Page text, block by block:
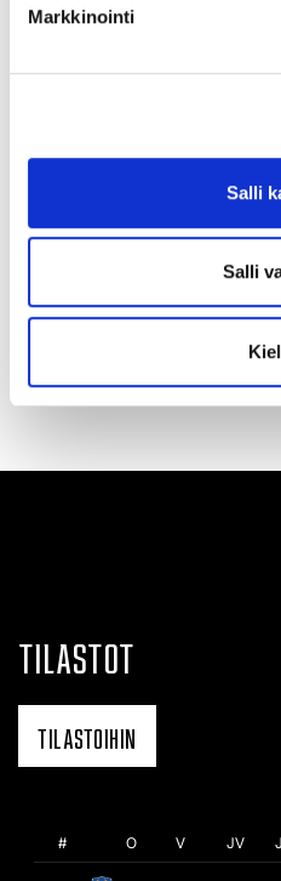
Markkinointi
Salli
Salli
Olen lukenut
TILAA
TILASTOT
TILASTOIHIN
# O V JV